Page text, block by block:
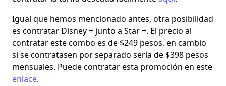
Igual que hemos mencionado antes, otra posibilidad
es contratar Disney + junto a Star +. El precio al
contratar este combo es de $249 pesos, en cambio
si se contratasen por separado sería de $398 pesos
mensuales. Puede contratar esta promoción en este
enlace.